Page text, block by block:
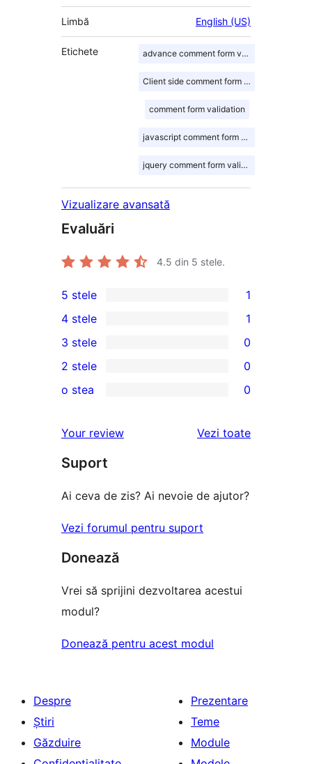
Limbă English (US)
Etichete advance comment form validation
Client side comment form validation
comment form validation
javascript comment form validation
jquery comment form validation
Vizualizare avansată
Evaluări
4.5 din 5 stele.
1
5
–
recenzie
(stele)
5 stele 1
4
–
recenzie
4 stele 1
0
3
–
(stele)
3 stele 0
2
recenzii
(stele)
2 stele 0
0
–
recenzii
o stea 0
Your review Vezi toaterecenziile
Suport
Ai ceva de zis? Ai nevoie de ajutor?
Vezi forumul pentru suport
Donează
Vrei să sprijini dezvoltarea acestui
modul?
Donează pentru acest modul
Despre
Știri
Găzduire
Prezentare
Teme
Module